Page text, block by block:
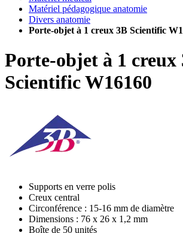
Matériel pédagogique anatomie
Divers anatomie
Porte-objet à 1 creux 3B Scientific
Porte-objet à 1 creux
Scientific W16160
Supports en verre polis
Creux central
Circonférence : 15-16 mm de diamètre
Dimensions : 76 x 26 x 1,2 mm
Boîte de 50 unités